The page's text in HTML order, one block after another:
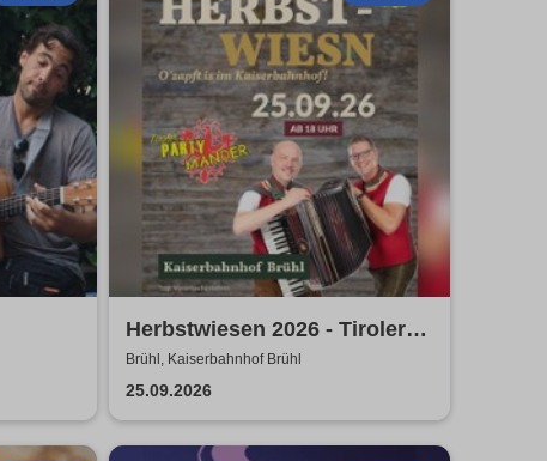
Herbstwiesen 2026 - Tiroler
Partymander live |
Kaiserbahnhof Brühl
Brühl, Kaiserbahnhof Brühl
25.09.2026